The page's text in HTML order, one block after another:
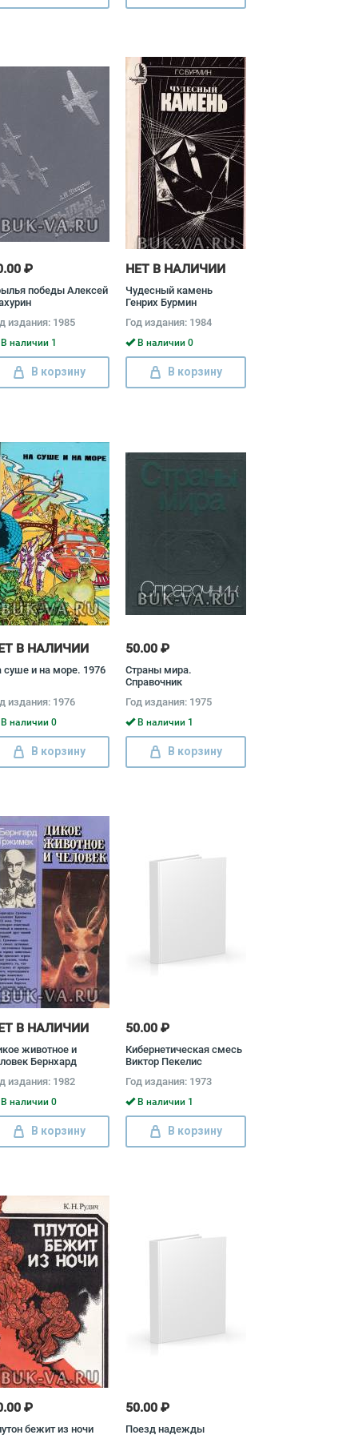
₽
победы Алексей
издания: 1985
наличии 1
В корзину
НЕТ В НАЛИЧИИ
Чудесный камень
Генрих Бурмин
Год издания: 1984
В наличии 0
В корзину
В НАЛИЧИИ
суше и на море. 1976
издания: 1976
наличии 0
В корзину
50.00 ₽
Страны мира.
Справочник
Год издания: 1975
В наличии 1
В корзину
В НАЛИЧИИ
животное и
Бернхард
издания: 1982
наличии 0
В корзину
50.00 ₽
Кибернетическая смесь
Виктор Пекелис
Год издания: 1973
В наличии 1
В корзину
₽
бежит из ночи
50.00 ₽
Поезд надежды